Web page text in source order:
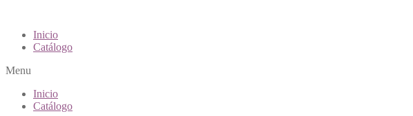
Inicio
Catálogo
Menu
Inicio
Catálogo